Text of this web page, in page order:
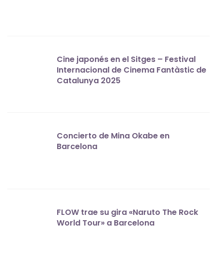
Cine japonés en el Sitges – Festival
Internacional de Cinema Fantàstic de
Catalunya 2025
Concierto de Mina Okabe en
Barcelona
FLOW trae su gira «Naruto The Rock
World Tour» a Barcelona